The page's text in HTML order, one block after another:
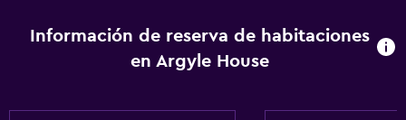
Información de reserva de habitaciones
en Argyle House